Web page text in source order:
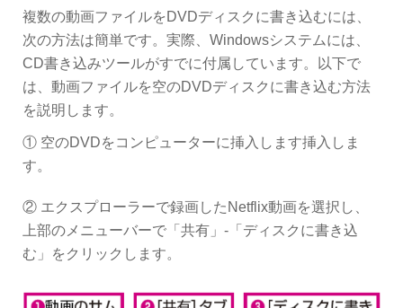
複数の動画ファイルをDVDディスクに書き込むには、
次の方法は簡単です。実際、Windowsシステムには、
CD書き込みツールがすでに付属しています。以下で
は、動画ファイルを空のDVDディスクに書き込む方法
を説明します。
① 空のDVDをコンピューターに挿入します挿入しま
す。
② エクスプローラーで録画したNetflix動画を選択し、
上部のメニューバーで「共有」-「ディスクに書き込
む」をクリックします。